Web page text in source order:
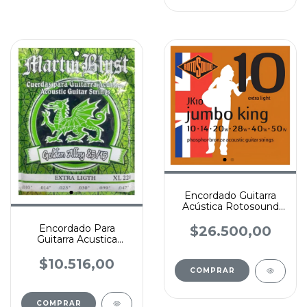
Encordado Para
Guitarra Acustica
$10.516,00
Encordado Guitarra
Acústica Rotosound
$26.500,00
COMPRAR